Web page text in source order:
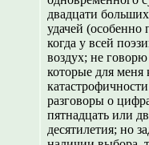
двадцати
удачей (особенно
когда у всей
воздух; не
которые для меня
разговоры о
пятнадцать или
десятилетия; но